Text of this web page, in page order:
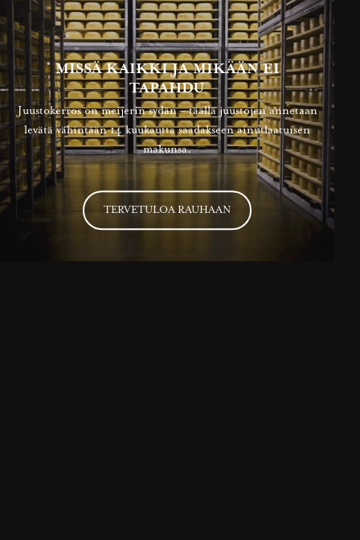
MISSÄ KAIKKI JA MIKÄÄN EI
TAPAHDU
Juustokerros on meijerin sydän – täällä juustojen annetaan
levätä vähintään 14 kuukautta saadakseen ainutlaatuisen
makunsa.
TERVETULOA RAUHAAN